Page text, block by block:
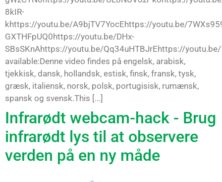
8kIR-
khttps://youtu.be/A9bjTV7YocEhttps://youtu.be/
GXTHFpUQ0https://youtu.be/DHx-
SBsSKnAhttps://youtu.be/Qq34uHTBJrEhttps://
available:Denne video findes på engelsk, arabisk,
tjekkisk, dansk, hollandsk, estisk, finsk, fransk, tysk,
græsk, italiensk, norsk, polsk, portugisisk, rumænsk,
spansk og svensk.This [...]
Infrarødt webcam-hack - Brug
infrarødt lys til at observere
verden på en ny måde